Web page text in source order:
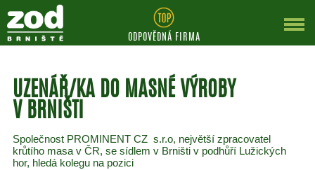
ODPOVĚDNÁ FIRMA
UZENÁŘ/KA DO MASNÉ VÝROBY
V BRNIŠTI
Společnost PROMINENT CZ s.r.o, největší zpracovatel
krůtího masa v ČR, se sídlem v Brništi v podhůří Lužických
hor, hledá kolegu na pozici